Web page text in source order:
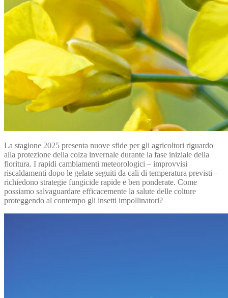
La stagione 2025 presenta nuove sfide per gli agricoltori riguardo
alla protezione della colza invernale durante la fase iniziale della
fioritura. I rapidi cambiamenti meteorologici – improvvisi
riscaldamenti dopo le gelate seguiti da cali di temperatura previsti –
richiedono strategie fungicide rapide e ben ponderate. Come
possiamo salvaguardare efficacemente la salute delle colture
proteggendo al contempo gli insetti impollinatori?